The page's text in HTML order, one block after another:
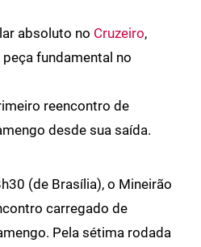
absoluto no Cruzeiro,
fundamental no
reencontro de
desde sua saída.
(de Brasília), o Mineirão
carregado de
Pela sétima rodada